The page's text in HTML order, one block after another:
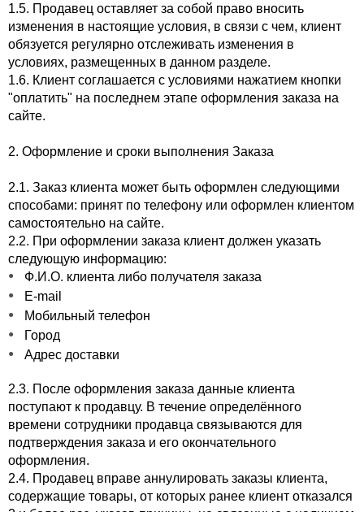
1.5. Продавец оставляет за собой право вносить
изменения в настоящие условия, в связи с чем, клиент
обязуется регулярно отслеживать изменения в
условиях, размещенных в данном разделе.
1.6. Клиент соглашается с условиями нажатием кнопки
"оплатить" на последнем этапе оформления заказа на
сайте.
2. Оформление и сроки выполнения Заказа
2.1. Заказ клиента может быть оформлен следующими
способами: принят по телефону или оформлен клиентом
самостоятельно на сайте.
2.2. При оформлении заказа клиент должен указать
следующую информацию:
Ф.И.О. клиента либо получателя заказа
E-mail
Мобильный телефон
Город
Адрес доставки
2.3. После оформления заказа данные клиента
поступают к продавцу. В течение определённого
времени сотрудники продавца связываются для
подтверждения заказа и его окончательного
оформления.
2.4. Продавец вправе аннулировать заказы клиента,
содержащие товары, от которых ранее клиент отказался